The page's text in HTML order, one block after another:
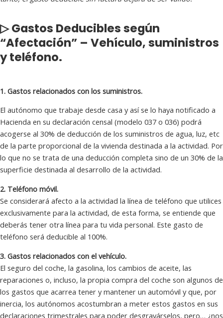
▷ Gastos Deducibles según
“Afectación” – Vehículo, suministros
y teléfono.
1. Gastos relacionados con los suministros.
El autónomo que trabaje desde casa y así se lo haya notificado a
Hacienda en su declaración censal (modelo 037 o 036) podrá
acogerse al 30% de deducción de los suministros de agua, luz, etc
de la parte proporcional de la vivienda destinada a la actividad. Por
lo que no se trata de una deducción completa sino de un 30% de la
superficie destinada al desarrollo de la actividad.
2. Teléfono móvil.
Se considerará afecto a la actividad la línea de teléfono que utilices
exclusivamente para la actividad, de esta forma, se entiende que
deberás tener otra línea para tu vida personal. Este gasto de
teléfono será deducible al 100%.
3. Gastos relacionados con el vehículo.
El seguro del coche, la gasolina, los cambios de aceite, las
reparaciones o, incluso, la propia compra del coche son algunos de
los gastos que acarrea tener y mantener un automóvil y que, por
inercia, los autónomos acostumbran a meter estos gastos en sus
declaraciones trimestrales para poder desgravárselos, pero… ¿nos